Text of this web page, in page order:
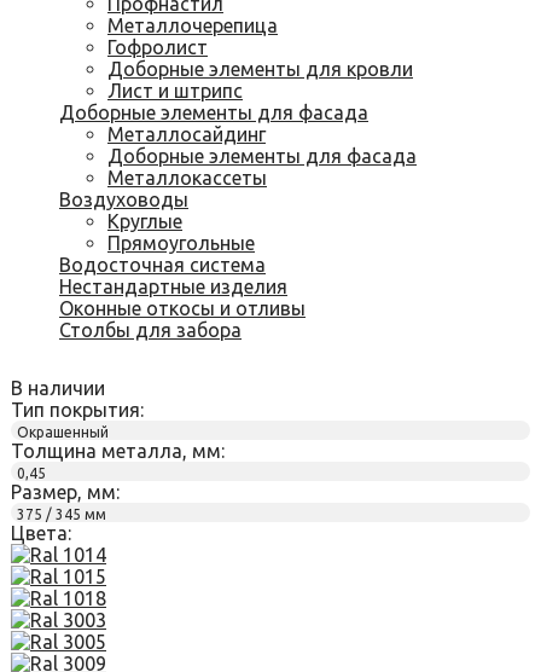
Металлочерепица
Гофролист
Доборные элементы для кровли
Лист и штрипс
Доборные элементы для фасада
Металлосайдинг
Доборные элементы для фасада
Металлокассеты
Воздуховоды
Круглые
Прямоугольные
Водосточная система
Нестандартные изделия
Оконные откосы и отливы
Столбы для забора
В наличии
Тип покрытия:
Окрашенный
Толщина металла, мм:
0,45
Размер, мм:
375 / 345 мм
Цвета: